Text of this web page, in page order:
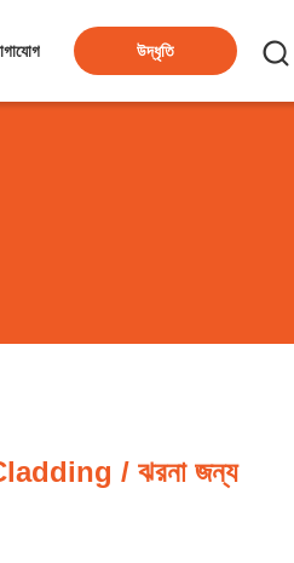
উদ্ধৃতি
/ ঝরনা জন্য